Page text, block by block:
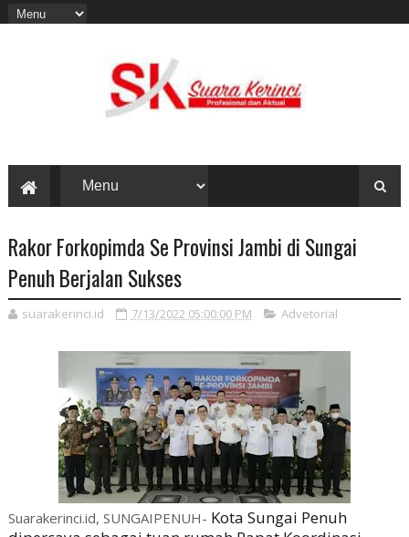
Rakor Forkopimda Se Provinsi Jambi di Sungai
Penuh Berjalan Sukses
suarakerinci.id 7/13/2022 05:00:00 PM Advetorial
Suarakerinci.id, SUNGAIPENUH- Kota Sungai Penuh